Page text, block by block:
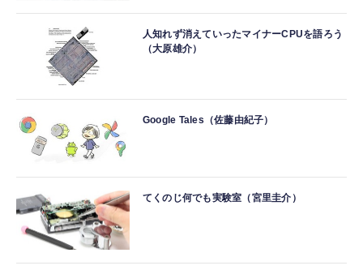
人知れず消えていったマイナーCPUを語ろう
（大原雄介）
Google Tales（佐藤由紀子）
てくのじ何でも実験室（宮里圭介）